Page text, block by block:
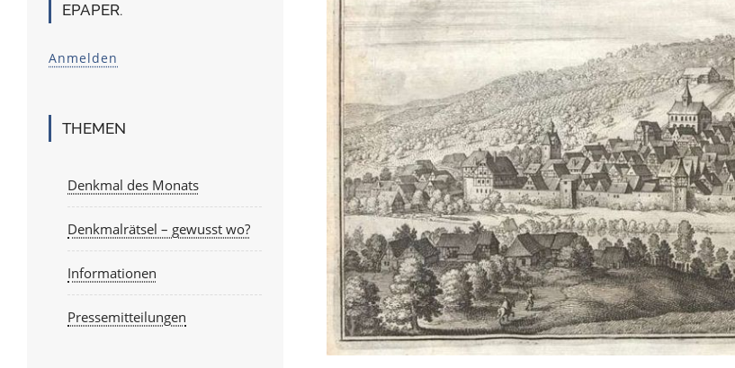
EPAPER.
Anmelden
THEMEN
Denkmal des Monats
Denkmalrätsel – gewusst wo?
Informationen
Pressemitteilungen